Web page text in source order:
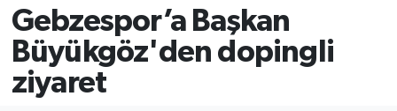
Gebzespor’a Başkan
Büyükgöz'den dopingli
ziyaret
EKONOMİ
SPOR
Siirt Trafik Yoğunluk Haritası
Süper Lig Puan Durumu ve Fikstür